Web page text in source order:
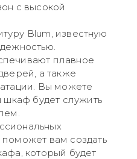
с высокой
Blum, известную
плавное
а также
Вы можете
шкаф будет служить
вам создать
который будет